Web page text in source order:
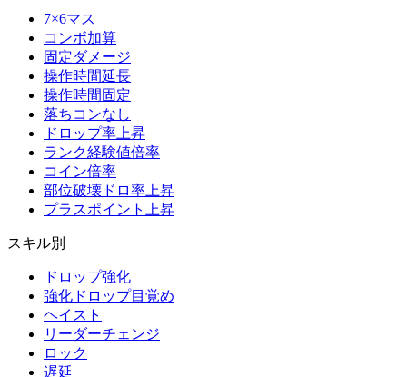
7×6マス
コンボ加算
固定ダメージ
操作時間延長
操作時間固定
落ちコンなし
ドロップ率上昇
ランク経験値倍率
コイン倍率
部位破壊ドロ率上昇
プラスポイント上昇
スキル別
ドロップ強化
強化ドロップ目覚め
ヘイスト
リーダーチェンジ
ロック
遅延